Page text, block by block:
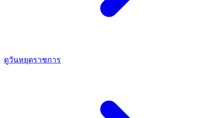
ดูวันหยุดราชการ